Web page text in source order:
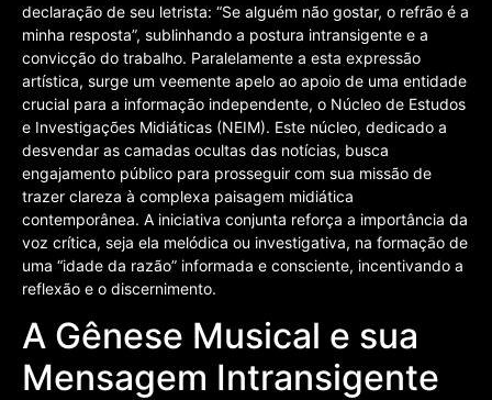
declaração de seu letrista: “Se alguém não gostar, o refrão é a
minha resposta”, sublinhando a postura intransigente e a
convicção do trabalho. Paralelamente a esta expressão
artística, surge um veemente apelo ao apoio de uma entidade
crucial para a informação independente, o Núcleo de Estudos
e Investigações Midiáticas (NEIM). Este núcleo, dedicado a
desvendar as camadas ocultas das notícias, busca
engajamento público para prosseguir com sua missão de
trazer clareza à complexa paisagem midiática
contemporânea. A iniciativa conjunta reforça a importância da
voz crítica, seja ela melódica ou investigativa, na formação de
uma “idade da razão” informada e consciente, incentivando a
reflexão e o discernimento.
A Gênese Musical e sua
Mensagem Intransigente